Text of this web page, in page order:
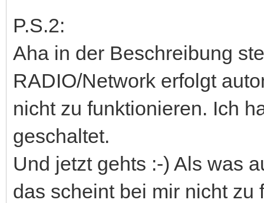
P.S.2:
Aha in der Beschreibung
RADIO/Network erfolgt
nicht zu funktionieren. Ich
geschaltet.
Und jetzt gehts :-) Als was
das scheint bei mir nicht zu